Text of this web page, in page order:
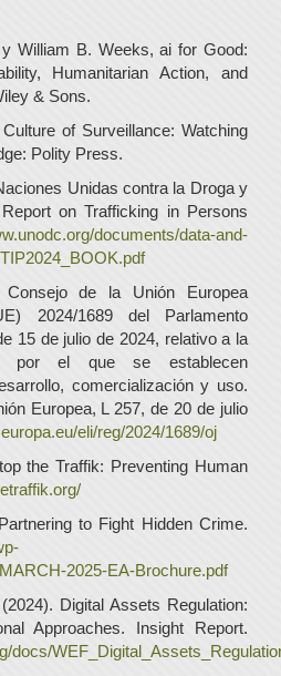
William B. Weeks, ai for Good:
Humanitarian Action, and
& Sons.
of Surveillance: Watching
Polity Press.
Unidas contra la Droga y
on Trafficking in Persons
documents/data-and-
Consejo de la Unión Europea
2024/1689 del Parlamento
15 de julio de 2024, relativo a la
por el que se establecen
comercialización y uso.
Europea, L 257, de 20 de julio
eli/reg/2024/1689/oj
the Traffik: Preventing Human
to Fight Hidden Crime.
2025-EA-Brochure.pdf
Digital Assets Regulation:
Approaches. Insight Report.
docs/